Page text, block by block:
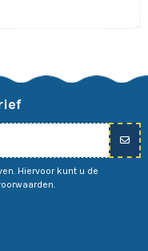
Hiervoor kunt u de